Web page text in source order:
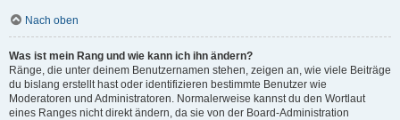
Nach oben
Was ist mein Rang und wie kann ich ihn ändern?
Ränge, die unter deinem Benutzernamen stehen, zeigen an, wie viele Beiträge
du bislang erstellt hast oder identifizieren bestimmte Benutzer wie
Moderatoren und Administratoren. Normalerweise kannst du den Wortlaut
eines Ranges nicht direkt ändern, da sie von der Board-Administration